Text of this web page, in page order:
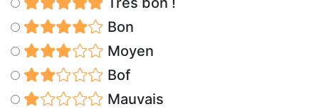
Bon
Moyen
Bof
Mauvais